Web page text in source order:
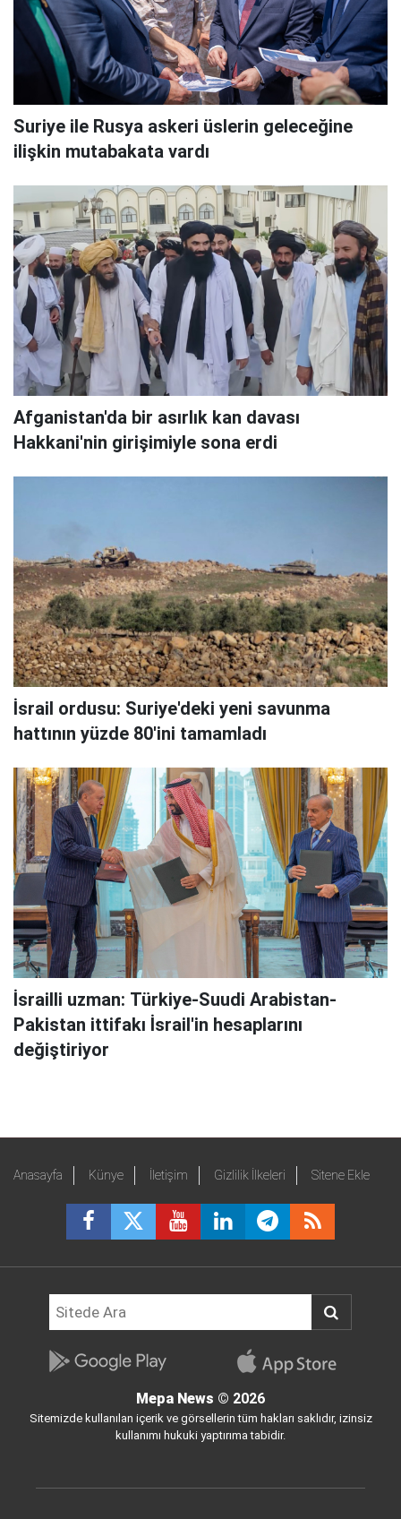
Suriye ile Rusya askeri üslerin geleceğine
ilişkin mutabakata vardı
Afganistan'da bir asırlık kan davası
Hakkani'nin girişimiyle sona erdi
İsrail ordusu: Suriye'deki yeni savunma
hattının yüzde 80'ini tamamladı
İsrailli uzman: Türkiye-Suudi Arabistan-
Pakistan ittifakı İsrail'in hesaplarını
değiştiriyor
Anasayfa Künye İletişim Gizlilik İlkeleri Sitene Ekle
Mepa News © 2026
Sitemizde kullanılan içerik ve görsellerin tüm hakları saklıdır, izinsiz
kullanımı hukuki yaptırıma tabidir.